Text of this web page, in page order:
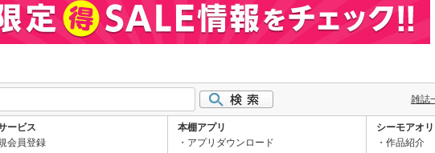
雑誌
ービス
会員登録
本棚アプリ
アプリダウンロード
シーモアオ
作品紹介